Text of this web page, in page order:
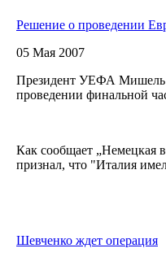
Решение о проведении
05 Мая 2007
Президент УЕФА
проведении финальной
Как сообщает „Немецкая
признал, что "Италия
Шевченко ждет операция